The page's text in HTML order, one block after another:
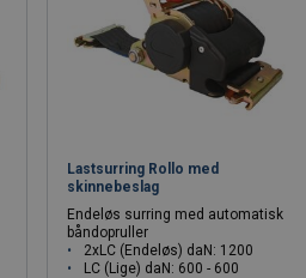
Lastsurring Rollo med
skinnebeslag
Endeløs surring med automatisk
båndopruller
2xLC (Endeløs) daN: 1200
LC (Lige) daN: 600 - 600